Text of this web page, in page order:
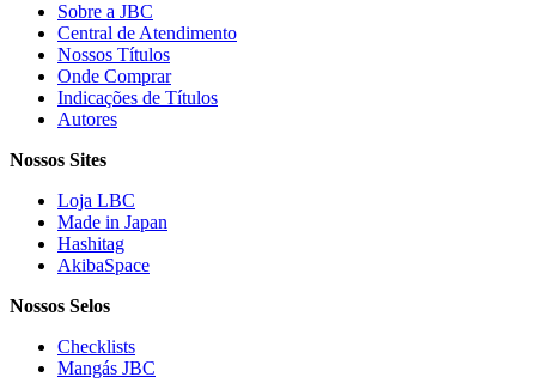
Sobre a JBC
Central de Atendimento
Nossos Títulos
Onde Comprar
Indicações de Títulos
Autores
Nossos Sites
Loja LBC
Made in Japan
Hashitag
AkibaSpace
Nossos Selos
Checklists
Mangás JBC